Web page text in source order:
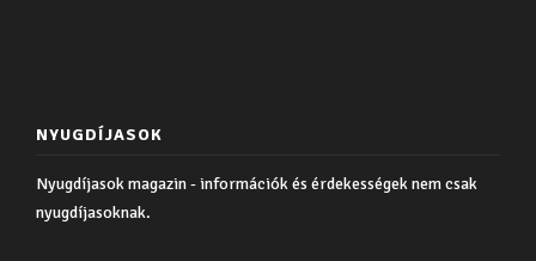
NYUGDÍJASOK
Nyugdíjasok magazin - információk és érdekességek nem csak
nyugdíjasoknak.